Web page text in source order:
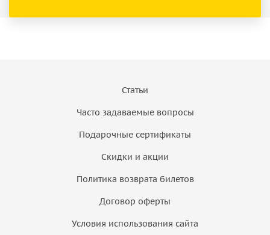
Статьи
Часто задаваемые вопросы
Подарочные сертификаты
Скидки и акции
Политика возврата билетов
Договор оферты
Условия использования сайта